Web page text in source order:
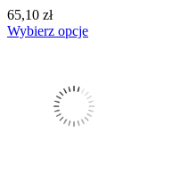
65,10 zł
Wybierz opcje